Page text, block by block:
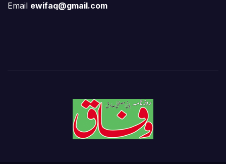
Email ewifaq@gmail.com